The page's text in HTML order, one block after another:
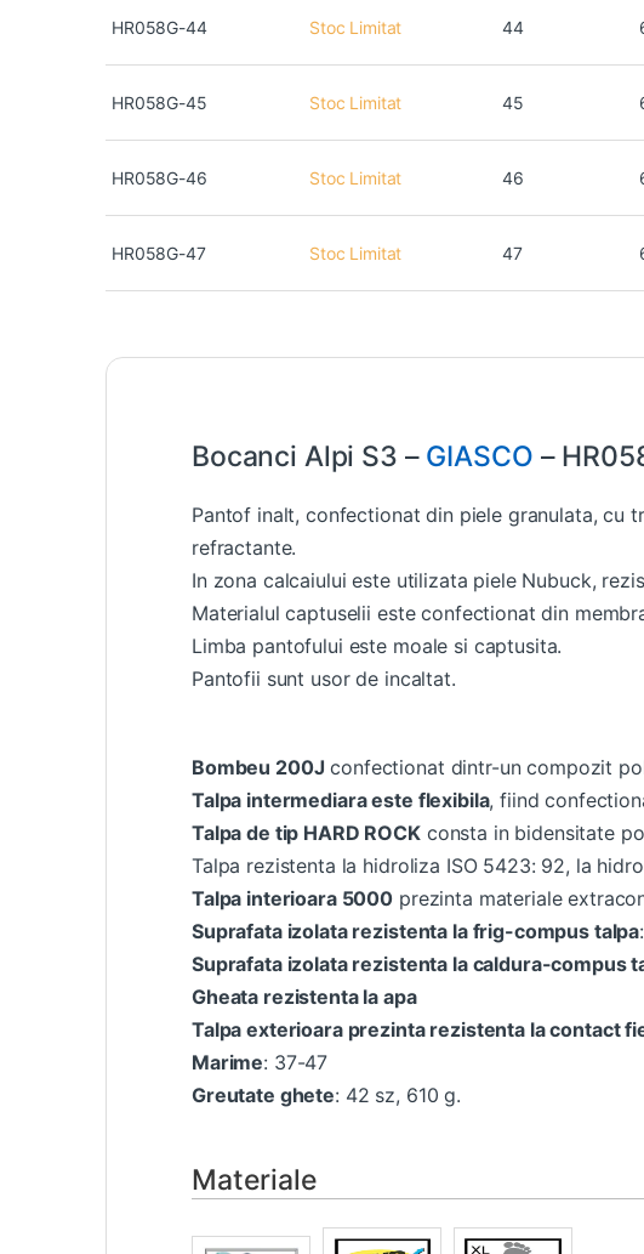
HR058G-44 Stoc Limitat 44
HR058G-45 Stoc Limitat 45
HR058G-46 Stoc Limitat 46
HR058G-47 Stoc Limitat 47
Bocanci Alpi S3 – GIASCO –
Pantof inalt, confectionat din piele granulata, cu
refractante.
In zona calcaiului este utilizata piele Nubuck,
Materialul captuselii este confectionat din
Limba pantofului este moale si captusita.
Pantofii sunt usor de incaltat.
Bombeu 200J confectionat dintr-un compozit
Talpa intermediara este flexibila, fiind
Talpa de tip HARD ROCKconsta in bidensitate
Talpa rezistenta la hidroliza ISO 5423: 92, la
Talpa interioara 5000 prezinta materiale
Suprafata izolata rezistenta la frig-compus talpa
Suprafata izolata rezistenta la caldura-compus
Gheata rezistenta la apa
Talpa exterioara prezinta rezistenta la contact
Marime: 37-47
Greutate ghete: 42 sz, 610 g.
Materiale